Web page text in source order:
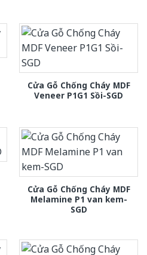
Cửa Gỗ Chống Cháy MDF
Veneer P1G1 Sồi-SGD
Cửa Gỗ Chống Cháy MDF
Melamine P1 van kem-
SGD